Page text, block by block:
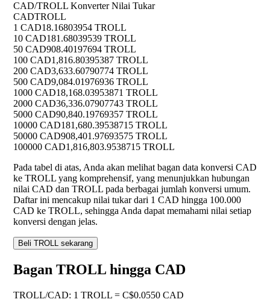
CAD/TROLL Konverter Nilai Tukar
CADTROLL
1 CAD18.16803954 TROLL
10 CAD181.68039539 TROLL
50 CAD908.40197694 TROLL
100 CAD1,816.80395387 TROLL
200 CAD3,633.60790774 TROLL
500 CAD9,084.01976936 TROLL
1000 CAD18,168.03953871 TROLL
2000 CAD36,336.07907743 TROLL
5000 CAD90,840.19769357 TROLL
10000 CAD181,680.39538715 TROLL
50000 CAD908,401.97693575 TROLL
100000 CAD1,816,803.9538715 TROLL
Pada tabel di atas, Anda akan melihat bagan data konversi CAD
ke TROLL yang komprehensif, yang menunjukkan hubungan
nilai CAD dan TROLL pada berbagai jumlah konversi umum.
Daftar ini mencakup nilai tukar dari 1 CAD hingga 100.000
CAD ke TROLL, sehingga Anda dapat memahami nilai setiap
konversi dengan jelas.
Beli TROLL sekarang
Bagan TROLL hingga CAD
TROLL/CAD: 1 TROLL = C$0.0550 CAD